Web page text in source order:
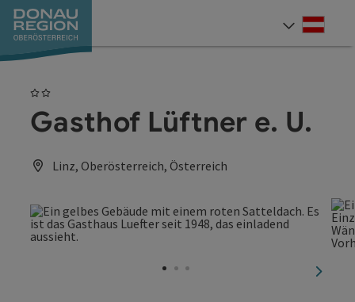
Zum Inhalt
Zur Navigation
Zum Seitenanfang
Zur Kontaktseite
Zum Impressum
Zur Startseite
Gasthof Lüftner e. U.
Linz, Oberösterreich, Österreich